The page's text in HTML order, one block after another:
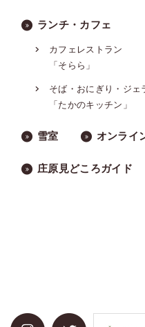
ランチ・カフェ
カフェレストラン
「そらら」
そば・おにぎり・ジェ
「たかのキッチン」
雪室 オンライ
庄原見どころガイド